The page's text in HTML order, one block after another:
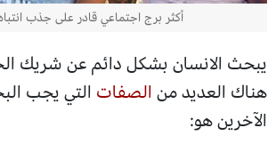
أكثر برج اجتماعي قادر على جذب
يبحث الانسان بشكل دائم عن شريك
هناك العديد منالصفات التي يجب
الآخرين هو: